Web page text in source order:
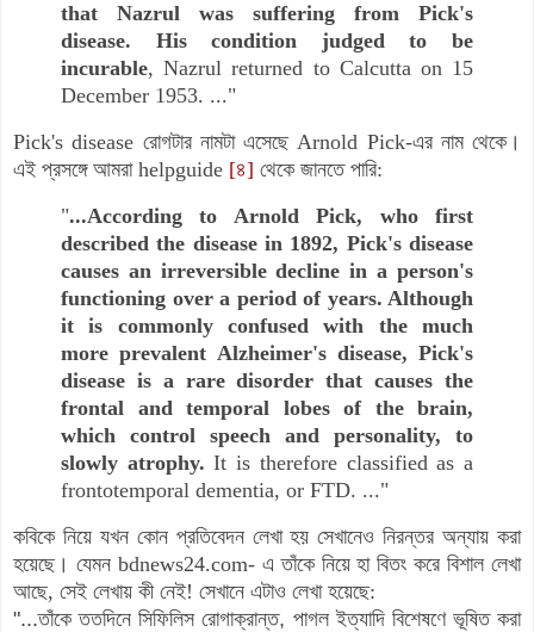
that Nazrul was suffering from Pick's
disease. His condition judged to be
incurable, Nazrul returned to Calcutta on 15
December 1953. ..."
Pick's disease রোগটার নামটা এসেছেArnold Pick-এর নাম থেকে।
এই প্রসঙ্গে আমরা helpguide [৪] থেকে জানতে পারি:
"...According to Arnold Pick, who first
described the disease in 1892, Pick's disease
causes an irreversible decline in a person's
functioning over a period of years. Although
it is commonly confused with the much
more prevalent Alzheimer's disease, Pick's
disease is a rare disorder that causes the
frontal and temporal lobes of the brain,
which control speech and personality, to
slowly atrophy.It is therefore classified as a
frontotemporal dementia, or FTD. ..."
কবিকে নিয়ে যখন কোন প্রতিবেদন লেখা হয় সেখানেও নিরন্তর অন্যায় করা
হয়েছে। যেমন bdnews24.com- এ তাঁকে নিয়ে হা বিতং করে বিশাল লেখা
আছে, সেই লেখায় কী নেই! সেখানে এটাও লেখা হয়েছে:
"...তাঁকে ততদিনে সিফিলিস রোগাক্রান্ত, পাগল ইত্যাদি বিশেষণে ভূষিত করা